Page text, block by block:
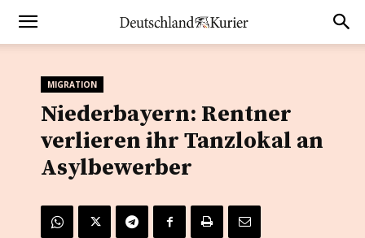
MIGRATION
Niederbayern: Rentner
verlieren ihr Tanzlokal an
Asylbewerber